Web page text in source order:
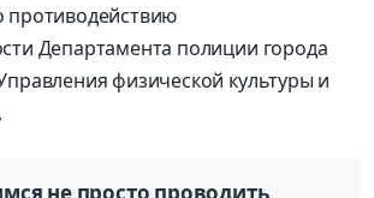
Департамента полиции города
физической культуры и